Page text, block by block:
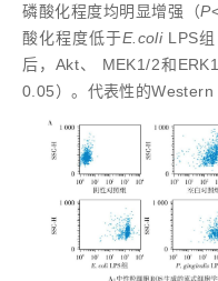
磷酸化程度均明显增强（P
酸化程度低于E.coliLPS组
后，Akt、 MEK1/2和
0.05）。代表性的Western